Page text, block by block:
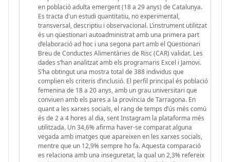
en població adulta emergent (18 a 29 anys) de Catalunya.
Es tracta d'un estudi quantitatiu, no experimental,
transversal, descriptiu i observacional. L’instrument utilitzat
és un qüestionari autoadministrat amb una primera part
d’elaboració ad hoc i una segona part amb el Qüestionari
Breu de Conductes Alimentàries de Risc (CAR) validat. Les
dades s’han analitzat amb els programaris Excel i Jamovi.
S’ha obtingut una mostra total de 388 individus que
complien els criteris d’inclusió. El perfil principal és població
femenina de 18 a 20 anys, amb un grau universitari que
conviuen amb els pares a la província de Tarragona. En
quant a les xarxes socials, el rang de temps d’ús més comú
és de 2 a 4 hores al dia, sent Instagram la plataforma més
utilitzada. Un 34,6% afirma haver-se comparat alguna
vegada amb imatges que apareixen en les xarxes socials,
mentre que un 12,9% sempre ho fa. Aquesta comparació
es relaciona amb una inseguretat, la qual un 2,3% refereix